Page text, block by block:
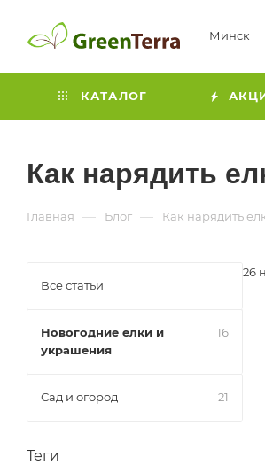
Минск
КАТАЛОГ
Как нарядить
Главная — Блог — Как нарядить
26
Все статьи
Новогодние елки и
украшения
16
Сад и огород 21
Теги